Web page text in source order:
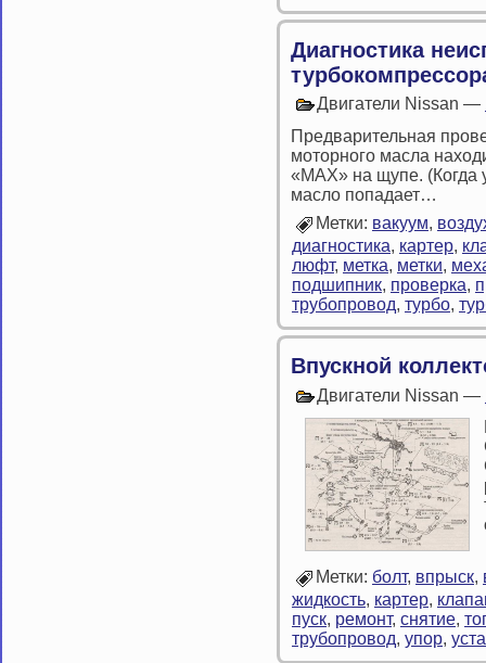
Диагностика
Двигатели Nissan —
Предварительная
моторного масла
«МАХ» на щупе. (Когда
масло попадает…
Метки: вакуум,
диагностика, картер,
люфт, метка, метки,
подшипник, проверка,
трубопровод, турбо,
Впускной
Двигатели Nissan —
Метки: болт, впрыск,
жидкость, картер,
пуск, ремонт, снятие,
трубопровод, упор,